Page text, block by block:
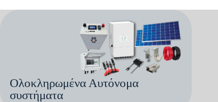
Ολοκληρωμένα Αυτόνομα
συστήματα